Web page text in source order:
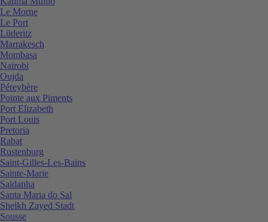
Le Morne
Le Port
Lüderitz
Marrakesch
Mombasa
Nairobi
Oujda
Péreybère
Pointe aux Piments
Port Elizabeth
Port Louis
Pretoria
Rabat
Rustenburg
Saint-Gilles-Les-Bains
Sainte-Marie
Saldanha
Santa Maria do Sal
Sheikh Zayed Stadt
Sousse